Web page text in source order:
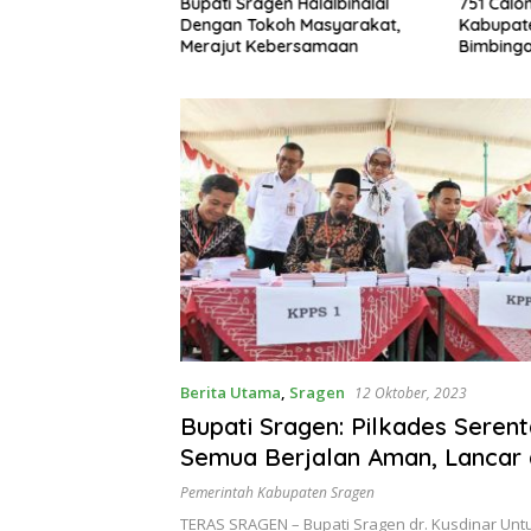
Dengan Tokoh Masyarakat,
Merajut Kebersamaan
Berita Utama, Sragen 12 Oktober, 2023
Bupati Sragen: Pilkades
Semua Berjalan Aman, Lancar
Kondusif
Pemerintah Kabupaten Sragen
TERAS SRAGEN – Bupati Sragen dr. Kusdinar